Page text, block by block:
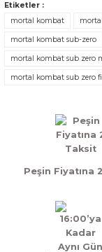
Etiketler :
mortal kombat
mortal kombat sub-zero
mortal kombat sub zero
mortal kombat sub zero
Peşin Fiyatına